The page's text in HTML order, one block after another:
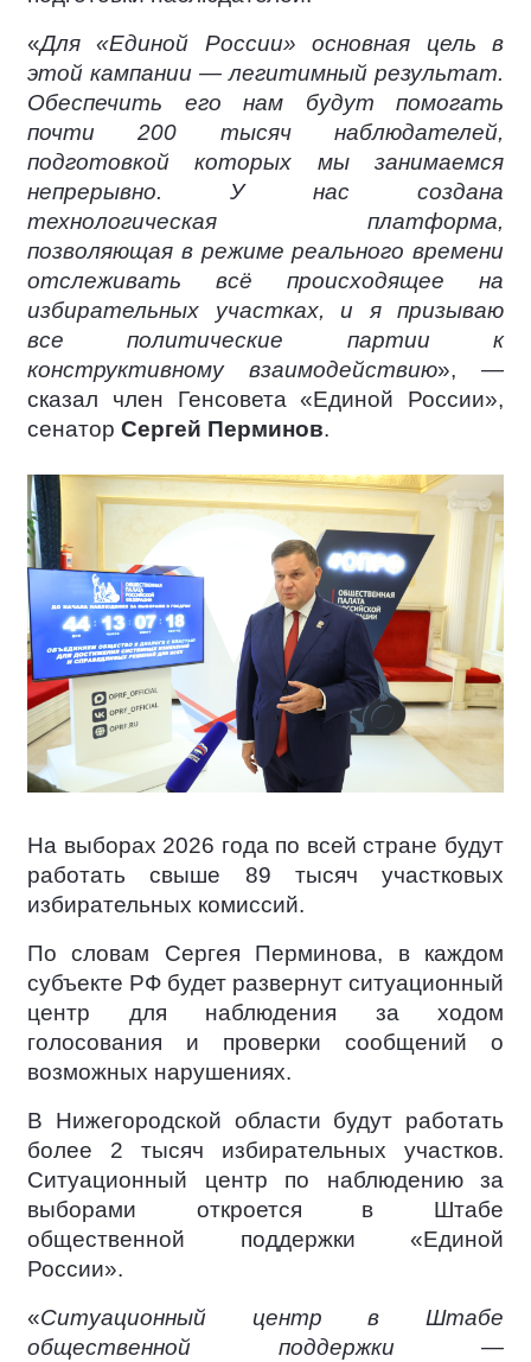
«Для «Единой России» основная цель в
этой кампании — легитимный результат.
Обеспечить его нам будут помогать
почти 200 тысяч наблюдателей,
подготовкой которых мы занимаемся
непрерывно. У нас создана
технологическая платформа,
позволяющая в режиме реального времени
отслеживать всё происходящее на
избирательных участках, и я призываю
все политические партии к
конструктивному взаимодействию», —
сказал член Генсовета «Единой России»,
сенатор Сергей Перминов.
На выборах 2026 года по всей стране будут
работать свыше 89 тысяч участковых
избирательных комиссий.
По словам Сергея Перминова, в каждом
субъекте РФ будет развернут ситуационный
центр для наблюдения за ходом
голосования и проверки сообщений о
возможных нарушениях.
В Нижегородской области будут работать
более 2 тысяч избирательных участков.
Ситуационный центр по наблюдению за
выборами откроется в Штабе
общественной поддержки «Единой
России».
«Ситуационный центр в Штабе
общественной поддержки —